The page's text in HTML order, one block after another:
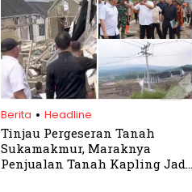
Berita . Headline
Tinjau Pergeseran Tanah
Sukamakmur, Maraknya
Penjualan Tanah Kapling Jadi